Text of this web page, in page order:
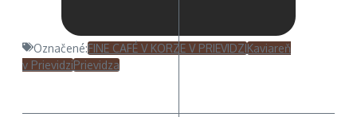
Označené:FINE CAFÉ V KORZE V PRIEVIDZIKaviareň
v PrievidziPrievidza